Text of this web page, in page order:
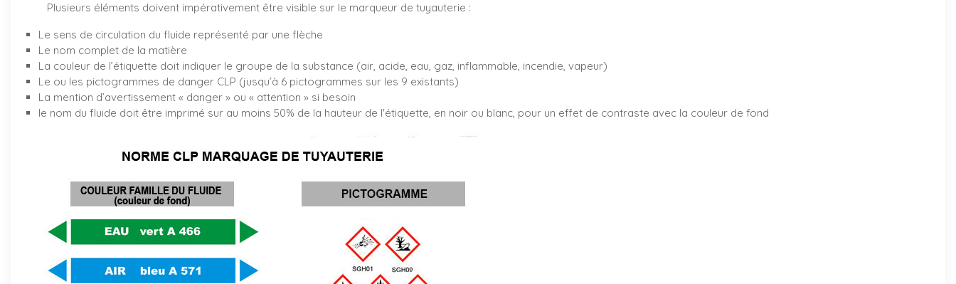
Plusieurs éléments doivent impérativement être visible sur le marqueur de tuyauterie :
Le sens de circulation du fluide représenté par une flèche
Le nom complet de la matière
La couleur de l’étiquette doit indiquer le groupe de la substance (air, acide, eau, gaz, inflammable, incendie, vapeur)
Le ou les pictogrammes de danger CLP (jusqu’à 6 pictogrammes sur les 9 existants)
La mention d’avertissement « danger » ou « attention » si besoin
le nom du fluide doit être imprimé sur au moins 50% de la hauteur de l'étiquette, en noir ou blanc, pour un effet de contraste avec la couleur de fond